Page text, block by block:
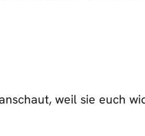
weil sie euch